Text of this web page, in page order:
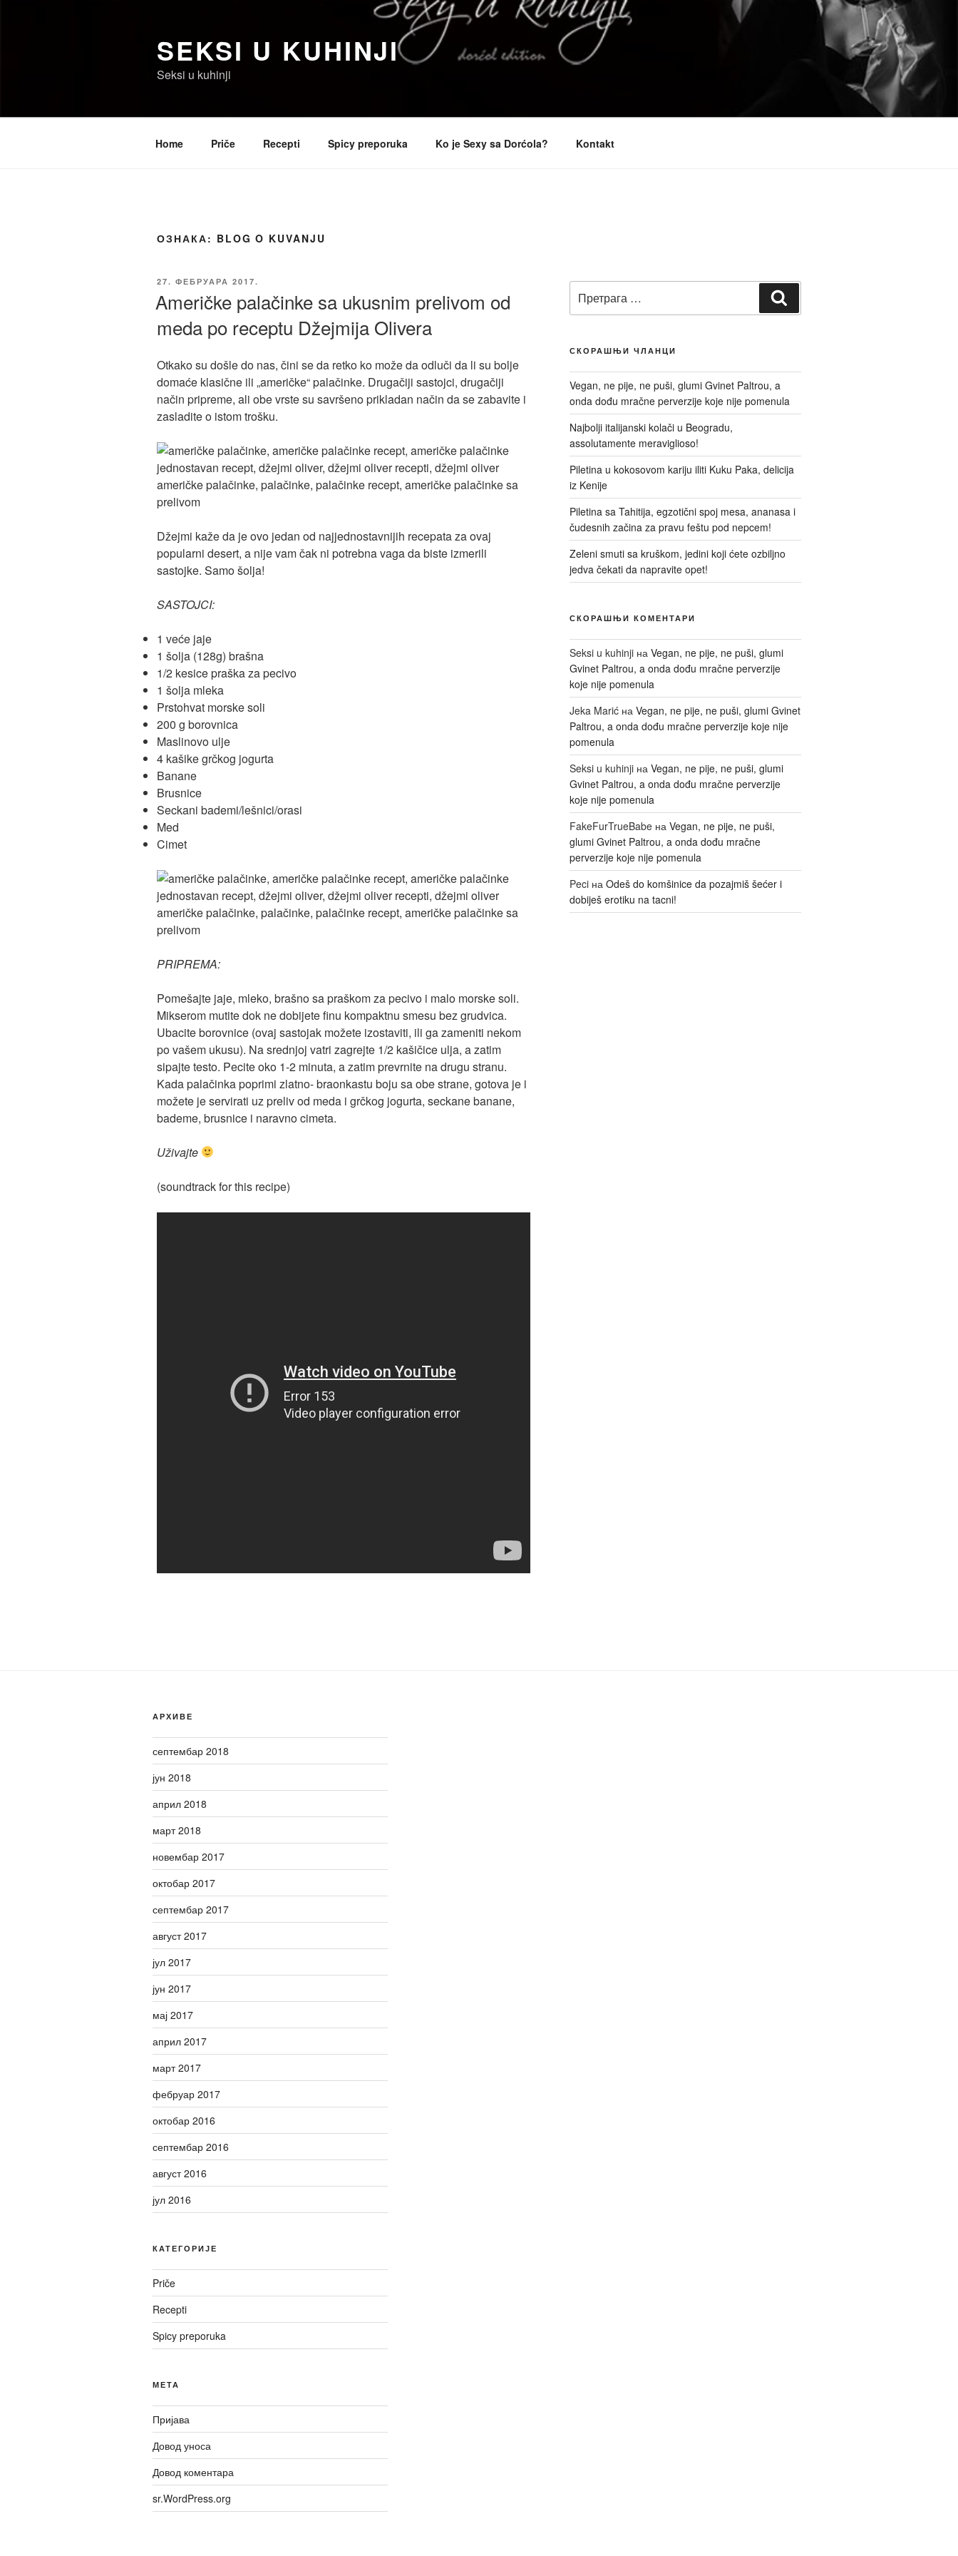
SEKSI U KUHINJI
Seksi u kuhinji
Home Priče Recepti Spicy preporuka Ko je Sexy sa Dorćola? Kontakt
ОЗНАКА: BLOG O KUVANJU
ОБЈАВЉЕНО
27. ФЕБРУАРА 2017.
Američke palačinke sa ukusnim prelivom od
meda po receptu Džejmija Olivera
Otkako su došle do nas, čini se da retko ko može da odluči da li su bolje
domaće klasične ili „američke“ palačinke. Drugačiji sastojci, drugačiji
način pripreme, ali obe vrste su savršeno prikladan način da se zabavite i
zasladite o istom trošku.
Džejmi kaže da je ovo jedan od najjednostavnijih recepata za ovaj
popularni desert, a nije vam čak ni potrebna vaga da biste izmerili
sastojke. Samo šolja!
SASTOJCI:
1 veće jaje
1 šolja (128g) brašna
1/2 kesice praška za pecivo
1 šolja mleka
Prstohvat morske soli
200 g borovnica
Maslinovo ulje
4 kašike grčkog jogurta
Banane
Brusnice
Seckani bademi/lešnici/orasi
Med
Cimet
PRIPREMA:
Pomešajte jaje, mleko, brašno sa praškom za pecivo i malo morske soli.
Mikserom mutite dok ne dobijete finu kompaktnu smesu bez grudvica.
Ubacite borovnice (ovaj sastojak možete izostaviti, ili ga zameniti nekom
po vašem ukusu). Na srednjoj vatri zagrejte 1/2 kašičice ulja, a zatim
sipajte testo. Pecite oko 1-2 minuta, a zatim prevrnite na drugu stranu.
Kada palačinka poprimi zlatno- braonkastu boju sa obe strane, gotova je i
možete je servirati uz preliv od meda i grčkog jogurta, seckane banane,
bademe, brusnice i naravno cimeta.
Uživajte
(soundtrack for this recipe)
за:
СКОРАШЊИ ЧЛАНЦИ
Vegan, ne pije, ne puši, glumi Gvinet Paltrou, a
onda dođu mračne perverzije koje nije pomenula
Najbolji italijanski kolači u Beogradu,
assolutamente meraviglioso!
Piletina u kokosovom kariju iliti Kuku Paka, delicija
iz Kenije
Piletina sa Tahitija, egzotični spoj mesa, ananasa i
čudesnih začina za pravu feštu pod nepcem!
Zeleni smuti sa kruškom, jedini koji ćete ozbiljno
jedva čekati da napravite opet!
СКОРАШЊИ КОМЕНТАРИ
Seksi u kuhinjiна Vegan, ne pije, ne puši, glumi
Gvinet Paltrou, a onda dođu mračne perverzije
koje nije pomenula
Jeka Marićна Vegan, ne pije, ne puši, glumi Gvinet
Paltrou, a onda dođu mračne perverzije koje nije
pomenula
Seksi u kuhinjiна Vegan, ne pije, ne puši, glumi
Gvinet Paltrou, a onda dođu mračne perverzije
koje nije pomenula
FakeFurTrueBabeна Vegan, ne pije, ne puši,
glumi Gvinet Paltrou, a onda dođu mračne
perverzije koje nije pomenula
Peciна Odeš do komšinice da pozajmiš šećer i
dobiješ erotiku na tacni!
АРХИВЕ
септембар 2018
јун 2018
април 2018
март 2018
новембар 2017
октобар 2017
септембар 2017
август 2017
јул 2017
јун 2017
мај 2017
април 2017
март 2017
фебруар 2017
октобар 2016
септембар 2016
август 2016
јул 2016
КАТЕГОРИЈЕ
Priče
Recepti
Spicy preporuka
МЕТА
Пријава
Довод уноса
Довод коментара
sr.WordPress.org